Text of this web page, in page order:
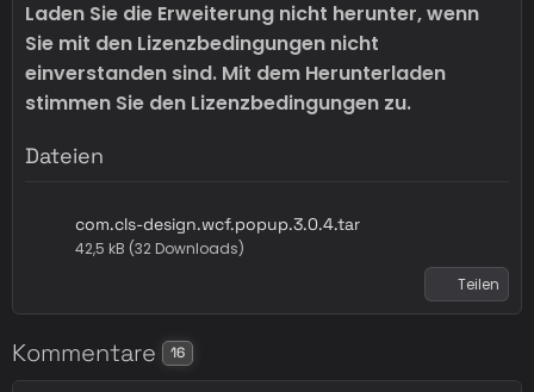
Laden Sie die Erweiterung nicht herunter, wenn
Sie mit den Lizenzbedingungen nicht
einverstanden sind. Mit dem Herunterladen
stimmen Sie den Lizenzbedingungen zu.
Dateien
com.cls-design.wcf.popup.3.0.4.tar
42,5 kB (32 Downloads)
Teilen
Kommentare 16